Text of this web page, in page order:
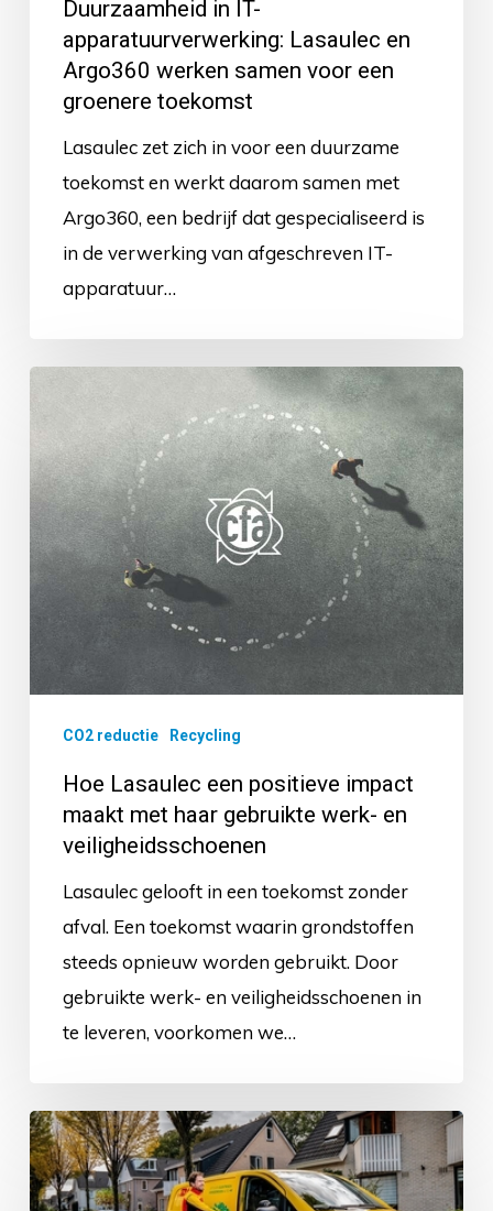
groenere
toekomst
Duurzaamheid in IT-
apparatuurverwerking: Lasaulec en
Argo360 werken samen voor een
groenere toekomst
Lasaulec zet zich in voor een duurzame
toekomst en werkt daarom samen met
Argo360, een bedrijf dat gespecialiseerd is
in de verwerking van afgeschreven IT-
apparatuur…
een
positieve
impact
maakt
met
gebruikte
werk-
veiligheidsschoenen
CO2 reductie Recycling
Hoe Lasaulec een positieve impact
maakt met haar gebruikte werk- en
veiligheidsschoenen
Lasaulec gelooft in een toekomst zonder
afval. Een toekomst waarin grondstoffen
steeds opnieuw worden gebruikt. Door
gebruikte werk- en veiligheidsschoenen in
te leveren, voorkomen we…
Duurzaam
vervoeren:
GoGreen